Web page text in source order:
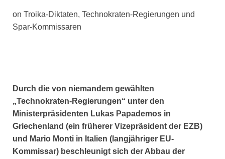
on Troika-Diktaten, Technokraten-Regierungen und
Spar-Kommissaren
Durch die von niemandem gewählten
„Technokraten-Regierungen“ unter den
Ministerpräsidenten Lukas Papademos in
Griechenland (ein früherer Vizepräsident der EZB)
und Mario Monti in Italien (langjähriger EU-
Kommissar) beschleunigt sich der Abbau der